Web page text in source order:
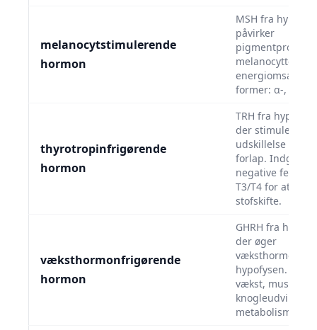
melanocytstimulerende
hormon
MSH fra
påvirker
melanocytter,
former: α-, β- og
thyrotropinfrigørende
hormon
TRH fra
der stimulerer
udskillelse i
forlap. Indgår i
negative
T3/T4 for at
stofskifte.
væksthormonfrigørende
hormon
GHRH fra
der øger
hypofysen.
vækst, muskel-
knogleudvikling
metabolisme.